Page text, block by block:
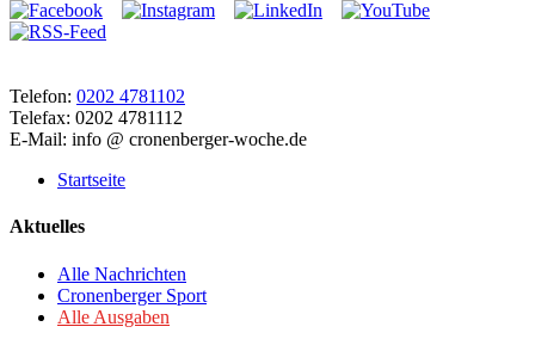
Telefon: 0202 4781102
Telefax: 0202 4781112
E-Mail: info @ cronenberger-woche.de
Startseite
Aktuelles
Alle Nachrichten
Cronenberger Sport
Alle Ausgaben